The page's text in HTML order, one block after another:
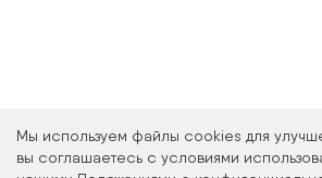
Мы используем файлы cookies для
вы соглашаетесь с условиями